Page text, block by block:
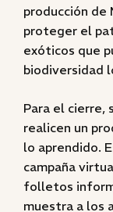
producción de
proteger el
exóticos que
biodiversidad
Para el cierre,
realicen un
lo aprendido.
campaña
folletos
muestra a los